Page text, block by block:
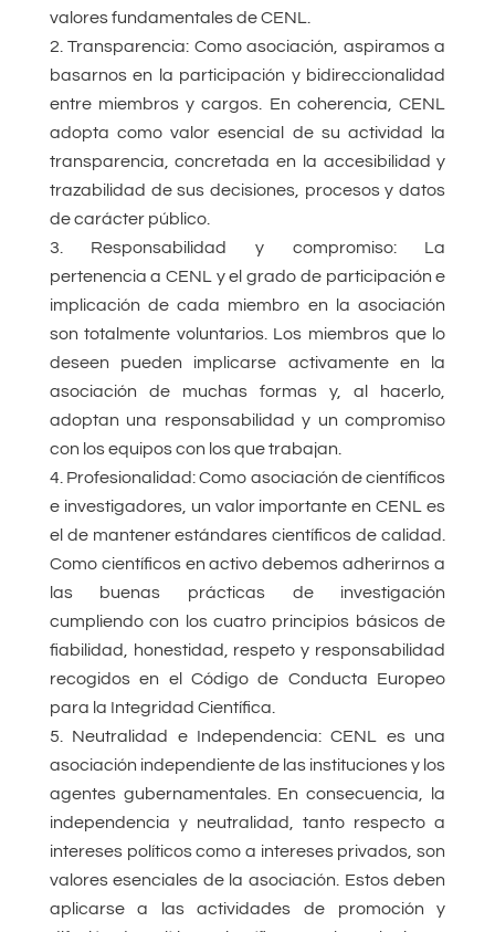
valores fundamentales de CENL.
Transparencia: Como asociación, aspiramos a
basarnos en la participación y bidireccionalidad
entre miembros y cargos. En coherencia, CENL
adopta como valor esencial de su actividad la
transparencia, concretada en la accesibilidad y
trazabilidad de sus decisiones, procesos y datos
de carácter público.
Responsabilidad y compromiso: La
pertenencia a CENL y el grado de participación e
implicación de cada miembro en la asociación
son totalmente voluntarios. Los miembros que lo
deseen pueden implicarse activamente en la
asociación de muchas formas y, al hacerlo,
adoptan una responsabilidad y un compromiso
con los equipos con los que trabajan.
Profesionalidad: Como asociación de científicos
e investigadores, un valor importante en CENL es
el de mantener estándares científicos de calidad.
Como científicos en activo debemos adherirnos a
las buenas prácticas de investigación
cumpliendo con los cuatro principios básicos de
fiabilidad, honestidad, respeto y responsabilidad
recogidos en el Código de Conducta Europeo
para la Integridad Científica.
Neutralidad e Independencia: CENL es una
asociación independiente de las instituciones y los
agentes gubernamentales. En consecuencia, la
independencia y neutralidad, tanto respecto a
intereses políticos como a intereses privados, son
valores esenciales de la asociación. Estos deben
aplicarse a las actividades de promoción y